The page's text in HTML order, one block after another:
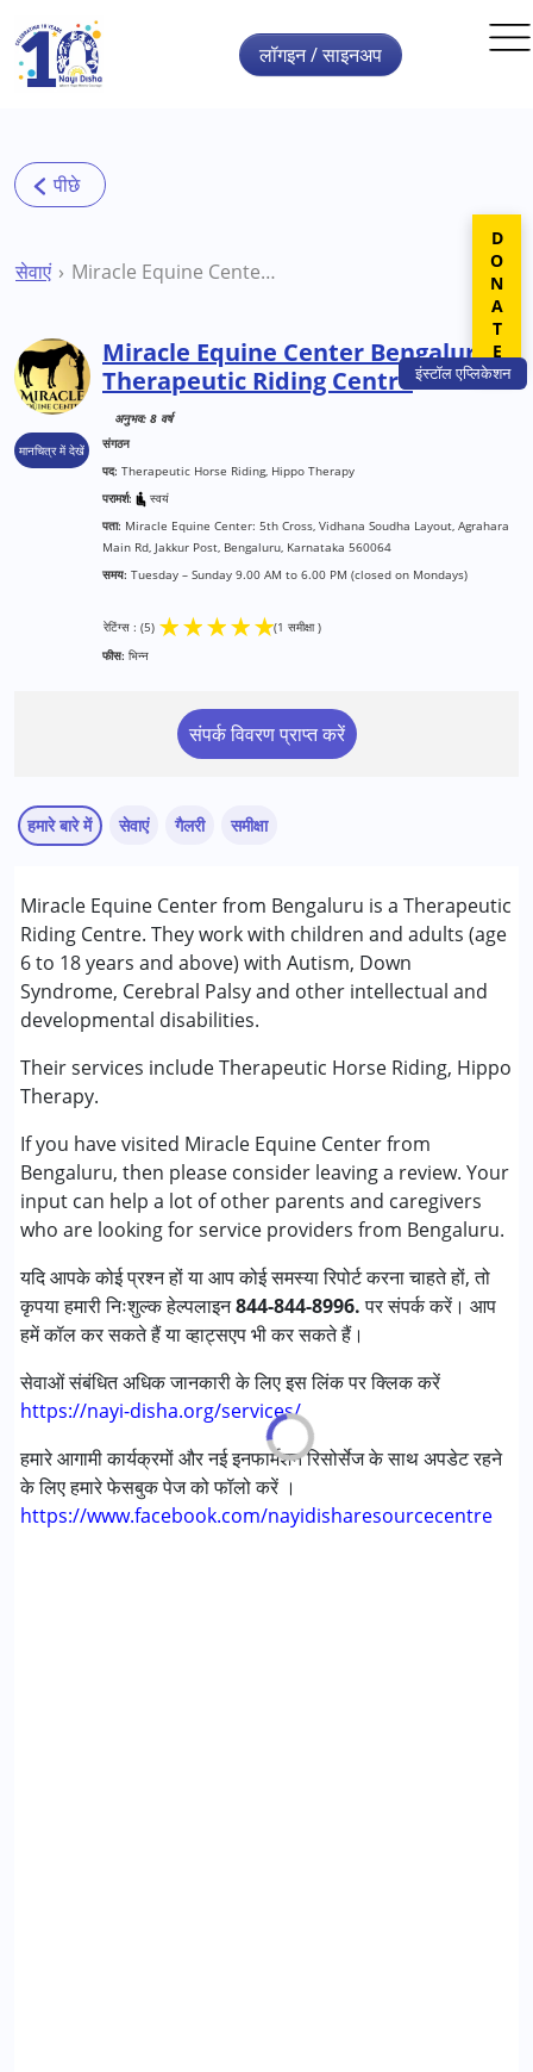
Skip to main content
इंस्टॉलएप्लिकेशन
लॉगइन / साइनअप
सेवाएं Miracle Equine Center Bengaluru Therapeutic Riding Centre
मानचित्र में देखें
Miracle Equine Center Bengaluru
Therapeutic Riding Centre
अनुभव: 8 वर्ष
संगठन
पद: Therapeutic Horse Riding, Hippo Therapy
परामर्श:
स्वयं
पता: Miracle Equine Center: 5th Cross, Vidhana Soudha Layout, Agrahara
Main Rd, Jakkur Post, Bengaluru, Karnataka 560064
समय: Tuesday – Sunday 9.00 AM to 6.00 PM (closed on Mondays)
रेटिंग्स : (5) ★★★★★(1 समीक्षा )
फीस: भिन्न
संपर्क विवरण प्राप्त करें
हमारे बारे में
Miracle Equine Center from Bengaluru is a Therapeutic
Riding Centre. They work with children and adults (age
6 to 18 years and above) with Autism, Down
Syndrome, Cerebral Palsy and other intellectual and
developmental disabilities.
Their services include Therapeutic Horse Riding, Hippo
Therapy.
If you have visited Miracle Equine Center from
Bengaluru, then please consider leaving a review. Your
input can help a lot of other parents and caregivers
who are looking for service providers from Bengaluru.
यदि आपके कोई प्रश्न हों या आप कोई समस्या रिपोर्ट करना चाहते हों, तो
कृपया हमारी निःशुल्क हेल्पलाइन844-844-8996.पर संपर्क करें। आप
हमें कॉल कर सकते हैं या व्हाट्सएप भी कर सकते हैं।
सेवाओं संबंधित अधिक जानकारी के लिए इस लिंक पर क्लिक करें
https://nayi-disha.org/services/
हमारे आगामी कार्यक्रमों और नई इनफार्मेशन रिसोर्सेज के साथ अपडेट रहने
के लिए हमारे फेसबुक पेज को फॉलो करें ।
https://www.facebook.com/nayidisharesourcecentre
सेवाएं
Animal-assisted therapy.
निम्नलिखित विकलांगता संबंधित सेवाएं उपलब्ध :
अटेंशन डेफिसिट (हाइपरएक्टिविटी) डिसऑर्डर (एडीडी/एडीएचडी)
ऑटिज्म स्पेक्ट्रम डिसऑर्डर (ए एस डी )
सेरब्रल पाल्सी (सी पी )
डाउन सिंड्रोम (डी एस )
मिर्गी
फ़्रिजाइल एक्स सिंड्रोम
ग्लोबल डेवलपमेंटल डिले (एर्लियर टर्म वाज़ एमआर)
लर्निंग डिसेबिलिटीज़ (एलडी)
मल्टिपल डिसेबिलिटीज़ (एमडी)
अंडायग्नोज्ड
आयु वर्ग :6 - 12 years ,13 - 17 years ,above 18 years
लिंगमहिला, पुरुष
गैलरी समीक्षा
नई दिशा अभिभावक
Published on: मार्च 31, 2026
रेटिंग्स : (5) ★★★★★
DONATE